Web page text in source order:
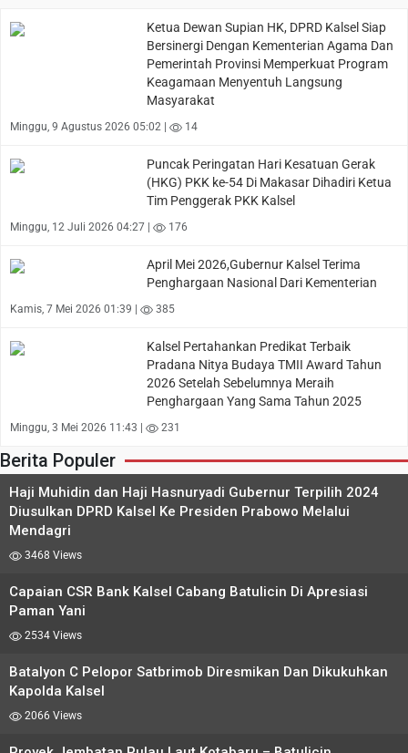
Ketua Dewan Supian HK, DPRD Kalsel Siap
Bersinergi Dengan Kementerian Agama Dan
Pemerintah Provinsi Memperkuat Program
Keagamaan Menyentuh Langsung
Masyarakat
Minggu, 9 Agustus 2026 05:02 | 14
Puncak Peringatan Hari Kesatuan Gerak
(HKG) PKK ke-54 Di Makasar Dihadiri Ketua
Tim Penggerak PKK Kalsel
Minggu, 12 Juli 2026 04:27 | 176
April Mei 2026,Gubernur Kalsel Terima
Penghargaan Nasional Dari Kementerian
Kamis, 7 Mei 2026 01:39 | 385
Kalsel Pertahankan Predikat Terbaik
Pradana Nitya Budaya TMII Award Tahun
2026 Setelah Sebelumnya Meraih
Penghargaan Yang Sama Tahun 2025
Minggu, 3 Mei 2026 11:43 | 231
Berita Populer
Haji Muhidin dan Haji Hasnuryadi Gubernur Terpilih 2024
Diusulkan DPRD Kalsel Ke Presiden Prabowo Melalui
Mendagri
3468 Views
Capaian CSR Bank Kalsel Cabang Batulicin Di Apresiasi
Paman Yani
2534 Views
Batalyon C Pelopor Satbrimob Diresmikan Dan Dikukuhkan
Kapolda Kalsel
2066 Views